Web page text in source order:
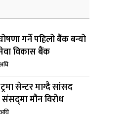
गर्ने पहिलो बैंक बन्यो
विकास बैंक
सेन्टर माग्दै सांसद
मौन विरोध